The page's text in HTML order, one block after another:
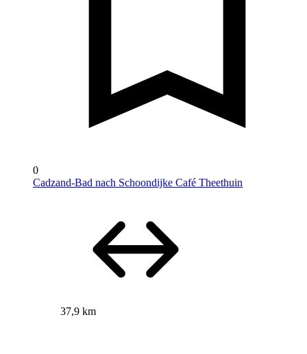
0
Cadzand-Bad nach Schoondijke Café Theethuin
37,9 km